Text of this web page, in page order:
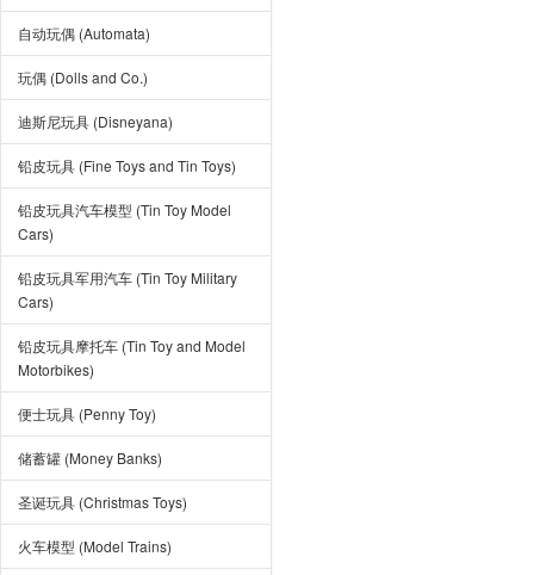
自动玩偶 (Automata)
玩偶 (Dolls and Co.)
迪斯尼玩具 (Disneyana)
铅皮玩具 (Fine Toys and Tin Toys)
铅皮玩具汽车模型 (Tin Toy Model
Cars)
铅皮玩具军用汽车 (Tin Toy Military
Cars)
铅皮玩具摩托车 (Tin Toy and Model
Motorbikes)
便士玩具 (Penny Toy)
储蓄罐 (Money Banks)
圣诞玩具 (Christmas Toys)
火车模型 (Model Trains)